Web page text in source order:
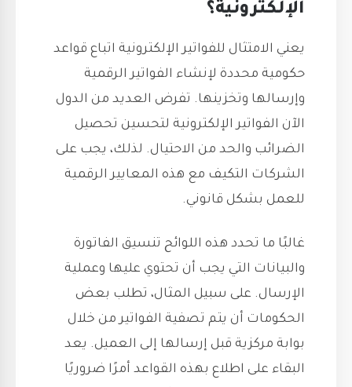
الإلكترونية؟
يعني الامتثال للفواتير الإلكترونية اتباع قواعد
حكومية محددة لإنشاء الفواتير الرقمية
وإرسالها وتخزينها. تفرض العديد من الدول
الآن الفواتير الإلكترونية لتحسين تحصيل
الضرائب والحد من الاحتيال. لذلك، يجب على
الشركات التكيف مع هذه المعايير الرقمية
للعمل بشكل قانوني.
غالبًا ما تحدد هذه اللوائح تنسيق الفاتورة
والبيانات التي يجب أن تحتوي عليها وعملية
الإرسال. على سبيل المثال، تطلب بعض
الحكومات أن يتم تصفية الفواتير من خلال
بوابة مركزية قبل إرسالها إلى العميل. يعد
البقاء على اطلاع بهذه القواعد أمرًا ضروريًا